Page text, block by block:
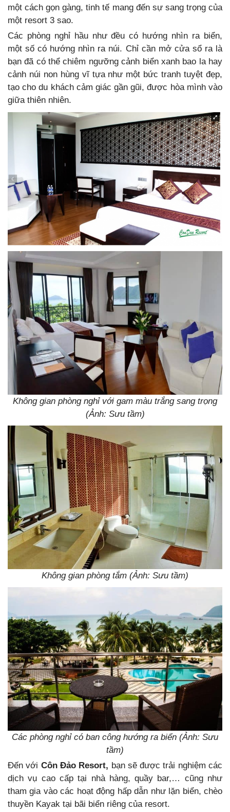
một cách gọn gàng, tinh tế mang đến sự sang trọng của
một resort 3 sao.
Các phòng nghỉ hầu như đều có hướng nhìn ra biển,
một số có hướng nhìn ra núi. Chỉ cần mở cửa sổ ra là
bạn đã có thể chiêm ngưỡng cảnh biển xanh bao la hay
cảnh núi non hùng vĩ tựa như một bức tranh tuyệt đẹp,
tạo cho du khách cảm giác gần gũi, được hòa mình vào
giữa thiên nhiên.
Không gian phòng nghỉ với gam màu trắng sang trọng
(Ảnh: Sưu tầm)
Không gian phòng tắm (Ảnh: Sưu tầm)
Các phòng nghỉ có ban công hướng ra biển (Ảnh: Sưu
tầm)
Đến với Côn Đảo Resort, bạn sẽ được trải nghiệm các
dịch vụ cao cấp tại nhà hàng, quầy bar,… cũng như
tham gia vào các hoạt động hấp dẫn như lặn biển, chèo
thuyền Kayak tại bãi biển riêng của resort.